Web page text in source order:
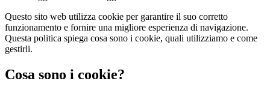
Questo sito web utilizza cookie per garantire il suo corretto
funzionamento e fornire una migliore esperienza di navigazione.
Questa politica spiega cosa sono i cookie, quali utilizziamo e come
gestirli.
Cosa sono i cookie?